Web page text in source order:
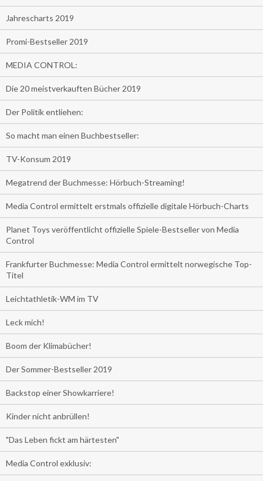
Jahrescharts 2019
Promi-Bestseller 2019
MEDIA CONTROL:
Die 20 meistverkauften Bücher 2019
Der Politik entliehen:
So macht man einen Buchbestseller:
TV-Konsum 2019
Megatrend der Buchmesse: Hörbuch-Streaming!
Media Control ermittelt erstmals offizielle digitale Hörbuch-Charts
Planet Toys veröffentlicht offizielle Spiele-Bestseller von Media
Control
Frankfurter Buchmesse: Media Control ermittelt norwegische Top-
Titel
Leichtathletik-WM im TV
Leck mich!
Boom der Klimabücher!
Der Sommer-Bestseller 2019
Backstop einer Showkarriere!
Kinder nicht anbrüllen!
"Das Leben fickt am härtesten"
Media Control exklusiv: